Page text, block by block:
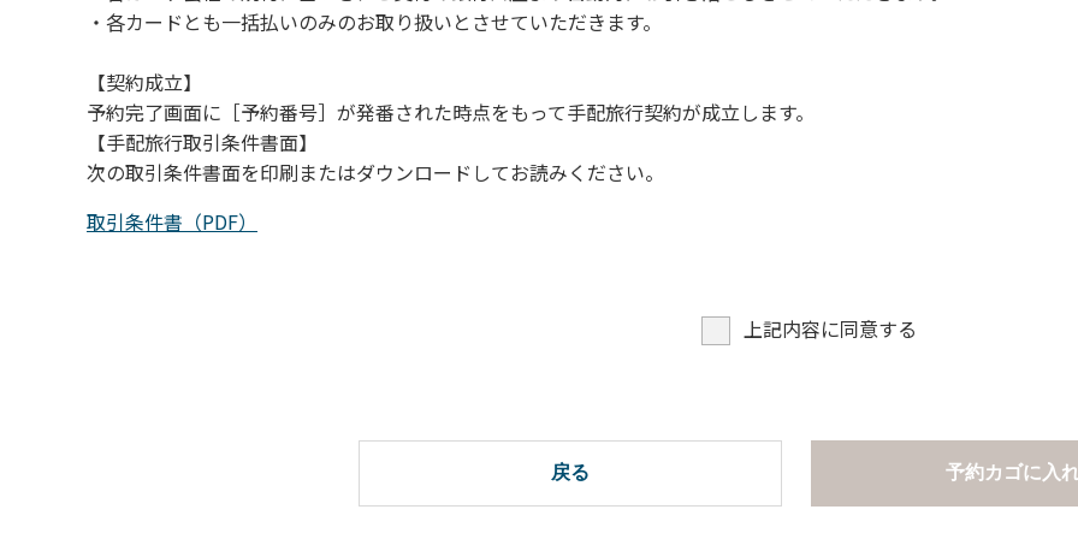
・各カードとも一括払いのみのお取り扱いとさせていただきます。
【契約成立】
予約完了画面に［予約番号］が発番された時点をもって手配旅行契約が成立します。
【手配旅行取引条件書面】
次の取引条件書面を印刷またはダウンロードしてお読みください。
取引条件書（PDF）
上記内容に同意する
戻る 予約カゴに入